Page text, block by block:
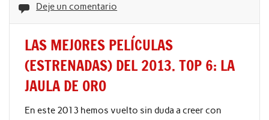
Deje un comentario
LAS MEJORES PELÍCULAS
(ESTRENADAS) DEL 2013. TOP 6: LA
JAULA DE ORO
En este 2013 hemos vuelto sin duda a creer con